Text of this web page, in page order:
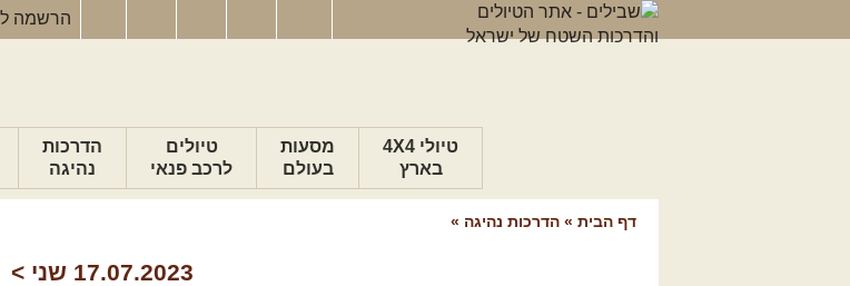
הרשמה
טיולי 4X4
בארץ
מסעות
בעולם
טיולים
לרכב פנאי
הדרכות
נהיגה
דף הבית » הדרכות נהיגה »
17.07.2023 שני >